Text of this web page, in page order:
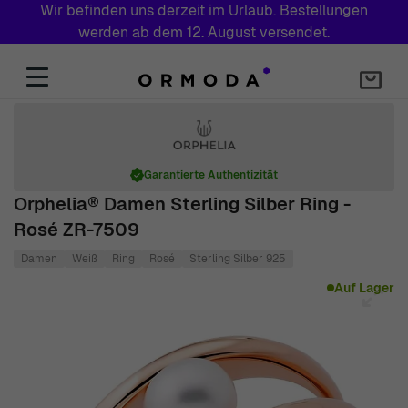
Wir befinden uns derzeit im Urlaub. Bestellungen
werden ab dem 12. August versendet.
Orphelia® Damen Sterling Silber Ring -
Rosé ZR-7509
Garantierte Authentizität
Damen Weiß Ring Rosé Sterling Silber 925
Auf Lager